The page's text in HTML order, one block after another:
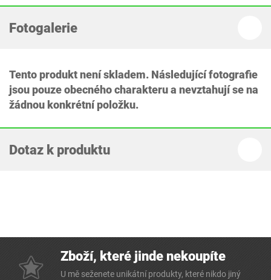
Fotogalerie
Tento produkt není skladem. Následující fotografie
jsou pouze obecného charakteru a nevztahují se na
žádnou konkrétní položku.
Dotaz k produktu
Zboží, které jinde nekoupíte
U mě seženete unikátní produkty, které nikdo jiný